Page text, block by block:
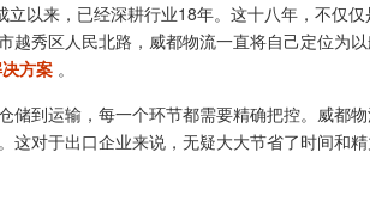
以来，已经深耕行业18年。这十八年，不仅
秀区人民北路，威都物流一直将自己定位为
方案 。
到运输，每一个环节都需要精确把控。威都
对于出口企业来说，无疑大大节省了时间和